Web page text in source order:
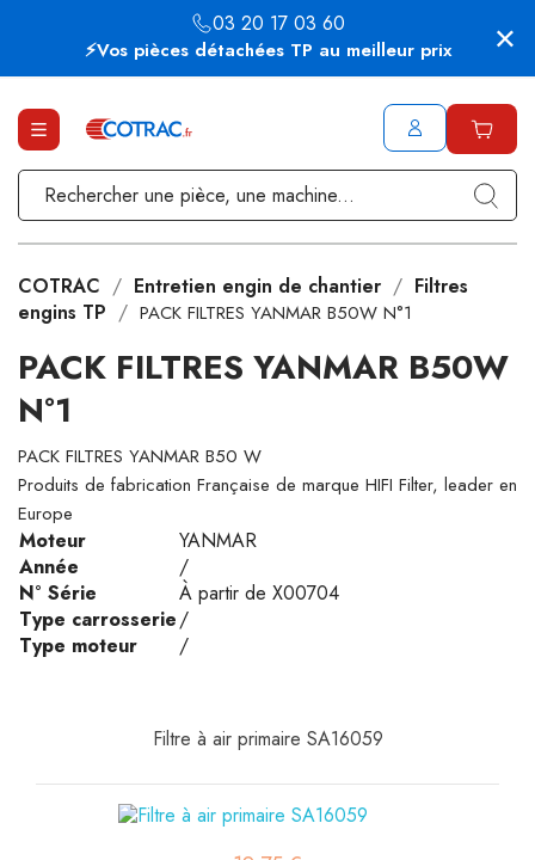
⚡Vos pièces détachées TP au meilleur prix
03 20 17 03 60
COTRAC Entretien engin de chantier
Filtres
engins TP
PACK FILTRES YANMAR B50W N°1
PACK FILTRES YANMAR B50W
N°1
PACK FILTRES YANMAR B50 W
Produits de fabrication Française de marque HIFI Filter, leader en
Europe
Moteur
YANMAR
Année
/
N° Série
À partir de X00704
Type carrosserie/
Type moteur
/
Filtre à air primaire SA16059